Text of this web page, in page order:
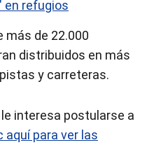
en refugios
de 22.000
distribuidos en más
y carreteras.
interesa postularse a
aquí para ver las